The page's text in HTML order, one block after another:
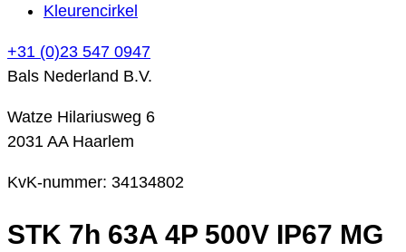
Kleurencirkel
+31 (0)23 547 0947
Bals Nederland B.V.
Watze Hilariusweg 6
2031 AA Haarlem
KvK-nummer: 34134802
STK 7h 63A 4P 500V IP67 MG